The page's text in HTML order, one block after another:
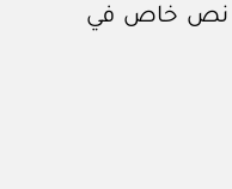
به نص خاص في